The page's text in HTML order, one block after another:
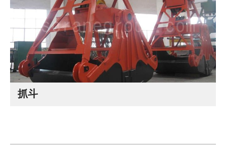
抓斗